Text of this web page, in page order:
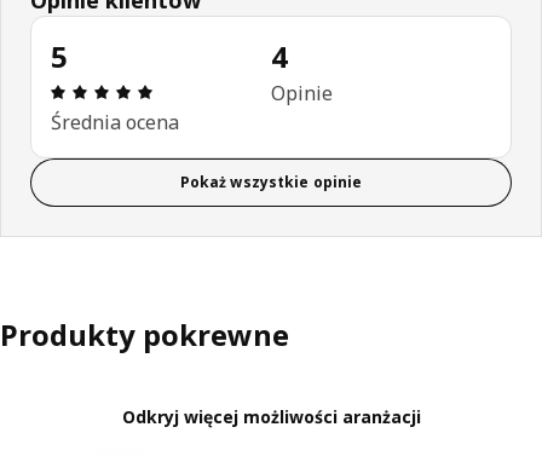
5
Opinia: 5 na 5 gwiazdki. Recenzje ogółem: 4
Średnia ocena
4
Opinie
Pokaż wszystkie opinie
Produkty pokrewne
Odkryj więcej możliwości aranżacji